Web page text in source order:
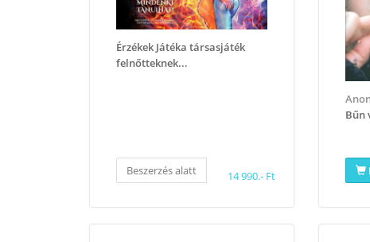
Érzékek Játéka társasjáték
felnőtteknek...
Beszerzés alatt 14 990.- Ft
Bűn